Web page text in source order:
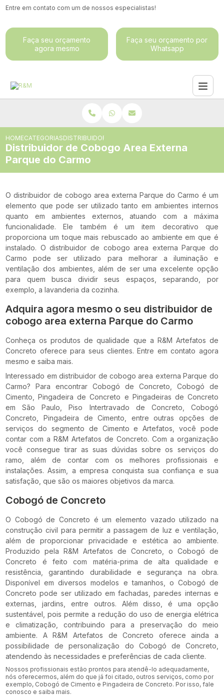
Entre em contato com um de nossos especialistas!
Faça seu orçamento
agora mesmo
Faça seu orçamento por
Whatsapp
HOMECATEGORIASDISTRIBUIDOR DE COBOGO AREA EXTERNA PARQUE
Distribuidor de Cobogo Area Externa
Parque do Carmo
O distribuidor de cobogo area externa Parque do Carmo é um
elemento que pode ser utilizado tanto em ambientes internos
quanto em ambientes externos, atuando com a máxima
funcionalidade. Ele também é um item decorativo que
proporciona um toque mais rebuscado ao ambiente em que é
instalado. O distribuidor de cobogo area externa Parque do
Carmo pode ser utilizado para melhorar a iluminação e
ventilação dos ambientes, além de ser uma excelente opção
para quem busca dividir seus espaços, separando, por
exemplo, a lavanderia da cozinha.
Adquira agora mesmo o seu distribuidor de
cobogo area externa Parque do Carmo
Conheça os produtos de qualidade que a R&M Artefatos de
Concreto oferece para seus clientes. Entre em contato agora
mesmo e saiba mais.
Interessado em distribuidor de cobogo area externa Parque do
Carmo? Para encontrar Cobogó de Concreto, Cobogó de
Cimento, Pingadeira de Concreto e Pingadeiras de Concreto
em São Paulo, Piso Intertravado de Concreto, Cobogó
Concreto, Pingadeira de Cimento, entre outras opções de
serviços do segmento de Cimento e Artefatos, você pode
contar com a R&M Artefatos de Concreto. Com a organização
você consegue tirar as suas dúvidas sobre os serviços do
ramo, além de contar com os melhores profissionais e
instalações. Assim, a empresa conquista sua confiança e sua
satisfação, que são os maiores objetivos da marca.
Cobogó de Concreto
O Cobogó de Concreto é um elemento vazado utilizado na
construção civil para permitir a passagem de luz e ventilação,
além de proporcionar privacidade e estética ao ambiente.
Produzido pela R&M Artefatos de Concreto, o Cobogó de
Concreto é feito com matéria-prima de alta qualidade e
resistência, garantindo durabilidade e segurança na obra.
Disponível em diversos modelos e tamanhos, o Cobogó de
Concreto pode ser utilizado em fachadas, paredes internas e
externas, jardins, entre outros. Além disso, é uma opção
sustentável, pois permite a redução do uso de energia elétrica
e climatização, contribuindo para a preservação do meio
ambiente. A R&M Artefatos de Concreto oferece ainda a
possibilidade de personalização do Cobogó de Concreto,
atendendo às necessidades e preferências de cada cliente.
Nossos profissionais estão prontos para atendê-lo adequadamente,
nós oferecermos, além do que já foi citado, outros serviços, como por
exemplo, Cobogó de Cimento e Pingadeira de Concreto. Por isso, fale
conosco e saiba mais.